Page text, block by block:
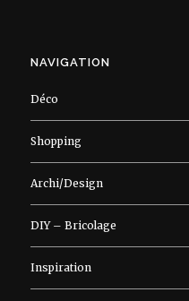
NAVIGATION
Déco
Shopping
Archi/Design
DIY – Bricolage
Inspiration